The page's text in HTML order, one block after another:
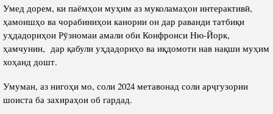
Умед дорем, ки паёмҳои муҳим аз муколамаҳои интерактивӣ,
ҳамоишҳо ва чорабиниҳои канории он дар раванди татбиқи
уҳдадориҳои Рӯзномаи амали оби Конфронси Ню-Йорк,
ҳамчунин, дар қабули уҳдадориҳо ва иқдомоти нав нақши муҳим
хоҳанд дошт.
Умуман, аз нигоҳи мо, соли 2024 метавонад соли арҷгузории
шоиста ба захираҳои об гардад.